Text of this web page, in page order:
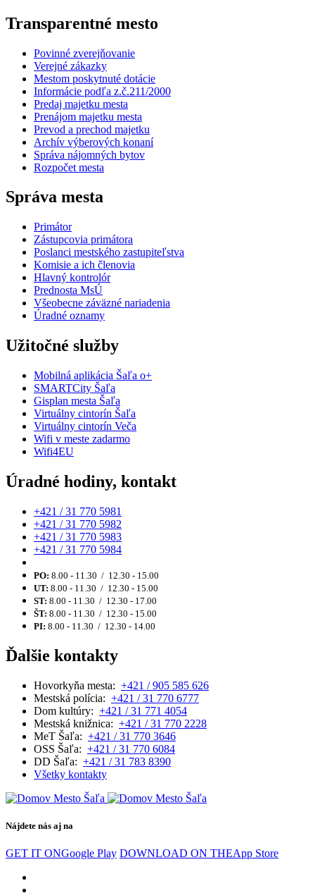
Transparentné mesto
Povinné zverejňovanie
Verejné zákazky
Mestom poskytnuté dotácie
Informácie podľa z.č.211/2000
Predaj majetku mesta
Prenájom majetku mesta
Prevod a prechod majetku
Archív výberových konaní
Správa nájomných bytov
Rozpočet mesta
Správa mesta
Primátor
Zástupcovia primátora
Poslanci mestského zastupiteľstva
Komisie a ich členovia
Hlavný kontrolór
Prednosta MsÚ
Všeobecne záväzné nariadenia
Úradné oznamy
Užitočné služby
Mobilná aplikácia Šaľa o+
SMARTCity Šaľa
Gisplan mesta Šaľa
Virtuálny cintorín Šaľa
Virtuálny cintorín Veča
Wifi v meste zadarmo
Wifi4EU
Úradné hodiny, kontakt
+421 / 31 770 5981
+421 / 31 770 5982
+421 / 31 770 5983
+421 / 31 770 5984
PO: 8.00 - 11.30 / 12.30 - 15.00
UT: 8.00 - 11.30 / 12.30 - 15.00
ST: 8.00 - 11.30 / 12.30 - 17.00
ŠT: 8.00 - 11.30 / 12.30 - 15.00
PI: 8.00 - 11.30 / 12.30 - 14.00
Ďalšie kontakty
Hovorkyňa mesta: +421 / 905 585 626
Mestská polícia: +421 / 31 770 6777
Dom kultúry: +421 / 31 771 4054
Mestská knižnica: +421 / 31 770 2228
MeT Šaľa: +421 / 31 770 3646
OSS Šaľa: +421 / 31 770 6084
DD Šaľa: +421 / 31 783 8390
Všetky kontakty
Nájdete nás aj na
GET IT ONGoogle Play DOWNLOAD ON THEApp Store